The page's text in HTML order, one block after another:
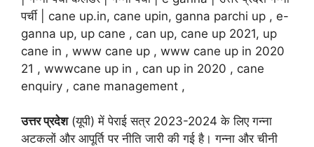
पर्ची | cane up.in, cane upin, ganna parchi up , e-
ganna up, up cane , can up, cane up 2021, up
cane in , www cane up , www cane up in 2020
21 , wwwcane up in , can up in 2020 , cane
enquiry , cane management ,
उत्तर प्रदेश(यूपी) में पेराई सत्र 2023-2024 के लिए गन्ना
अटकलों और आपूर्ति पर नीति जारी की गई है। गन्ना और चीनी